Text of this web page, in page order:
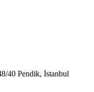
40 Pendik, İstanbul